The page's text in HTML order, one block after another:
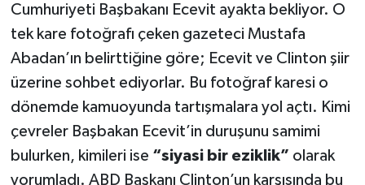
Cumhuriyeti Başbakanı Ecevit ayakta bekliyor. O
tek kare fotoğrafı çeken gazeteci Mustafa
Abadan’ın belirttiğine göre; Ecevit ve Clinton şiir
üzerine sohbet ediyorlar. Bu fotoğraf karesi o
dönemde kamuoyunda tartışmalara yol açtı. Kimi
çevreler Başbakan Ecevit’in duruşunu samimi
bulurken, kimileri ise “siyasi bir eziklik” olarak
yorumladı. ABD Başkanı Clinton’un karşısında bu